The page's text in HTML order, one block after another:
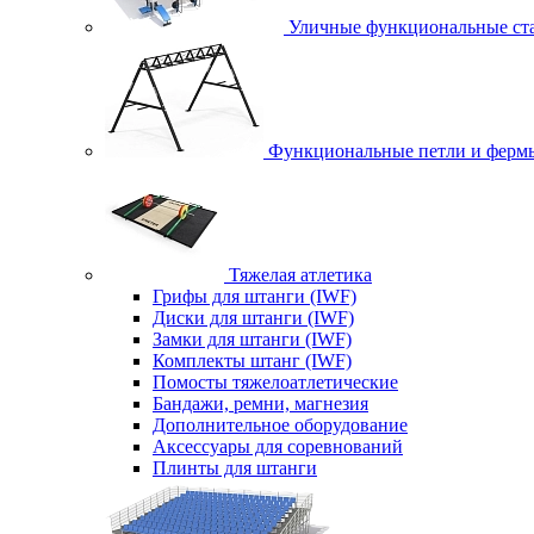
Уличные функциональные
Функциональные петли и
Тяжелая атлетика
Грифы для штанги (IWF)
Диски для штанги (IWF)
Замки для штанги (IWF)
Комплекты штанг (IWF)
Помосты тяжелоатлетические
Бандажи, ремни, магнезия
Дополнительное оборудование
Аксессуары для соревнований
Плинты для штанги